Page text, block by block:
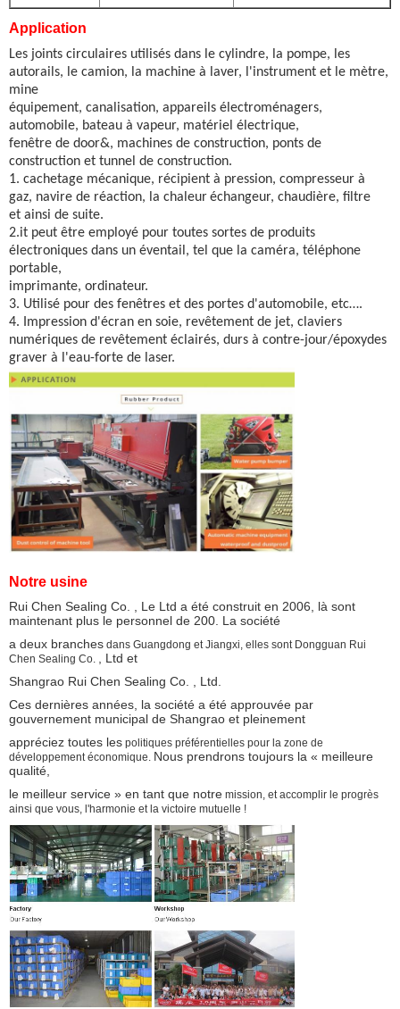
Application
Les joints circulaires utilisés dans le cylindre, la pompe, les
autorails, le camion, la machine à laver, l'instrument et le mètre,
mine
équipement, canalisation, appareils électroménagers,
automobile, bateau à vapeur, matériel électrique,
fenêtre de door&, machines de construction, ponts de
construction et tunnel de construction.
1. cachetage mécanique, récipient à pression, compresseur à
gaz, navire de réaction, la chaleuréchangeur, chaudière, filtre
et ainsi de suite.
2.it peut être employé pour toutes sortes de produits
électroniques dans un éventail, tel que la caméra, téléphone
portable,
imprimante, ordinateur.
3. Utilisé pour des fenêtres et des portes d'automobile, etc….
4. Impression d'écran en soie, revêtement de jet, claviers
numériques de revêtement éclairés, durs à contre-jour/époxydes
graver à l'eau-forte de laser.
Notre usine
Rui Chen Sealing Co. , Le Ltd a été construit en 2006, là sont
maintenant plus le personnel de 200. La société
a deux branches dans Guangdong et Jiangxi, elles sont Dongguan Rui
Chen Sealing Co. , Ltd et
Shangrao Rui Chen Sealing Co. , Ltd.
Ces dernières années, la société a été approuvée par
gouvernement municipal de Shangrao et pleinement
appréciez toutes les politiques préférentielles pour la zone de
développement économique. Nous prendrons toujours la « meilleure
qualité,
le meilleur service » en tant que notre mission, et accomplir le progrès
ainsi que vous, l'harmonie et la victoire mutuelle !